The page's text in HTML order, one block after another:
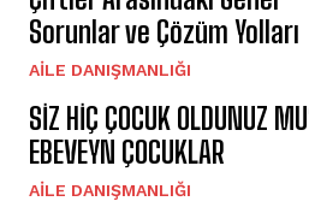
Sorunlar ve Çözüm Yolları
AILE DANIŞMANLIĞI
SİZ HİÇ ÇOCUK OLDUNUZ
EBEVEYN ÇOCUKLAR
AILE DANIŞMANLIĞI